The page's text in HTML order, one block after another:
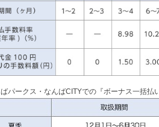
ばパークス・なんばCITYでの『ボーナス一括払